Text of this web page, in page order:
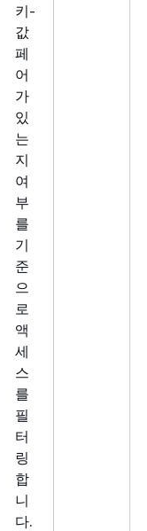
키-
값
페
어
가
있
는
지
여
부
를
기
준
으
로
액
세
스
를
필
터
링
합
니
다.